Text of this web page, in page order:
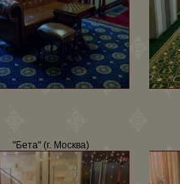
"Бета" (г. Москва)